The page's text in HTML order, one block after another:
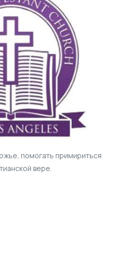
помогать примириться
вере.